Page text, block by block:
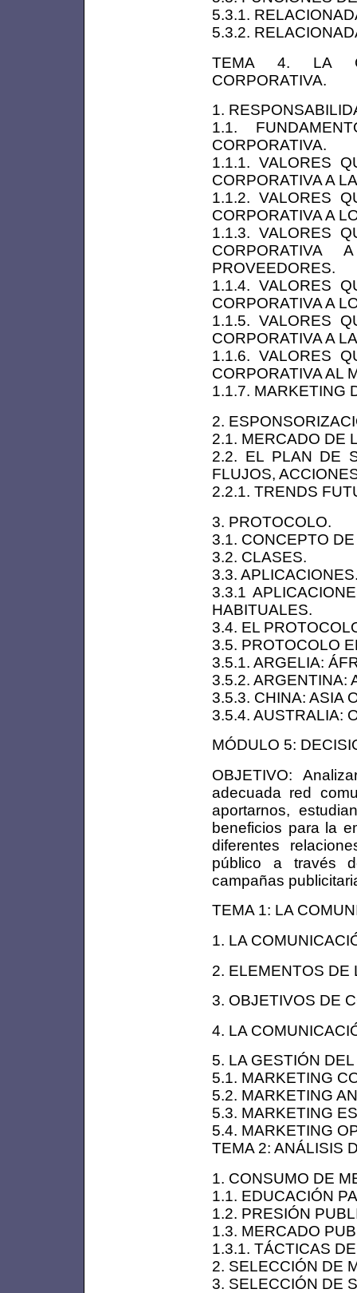
5.3.1.
5.3.2.
TEMA 4. LA
CORPORATIVA.
1.
1.1.
CORPORATIVA.
1.1.1. VALORES
CORPORATIVA A
1.1.2. VALORES
CORPORATIVA A
1.1.3. VALORES
CORPORATIVA
PROVEEDORES.
1.1.4. VALORES
CORPORATIVA A
1.1.5. VALORES
CORPORATIVA A
1.1.6. VALORES
CORPORATIVA AL
1.1.7. MARKETING
2.
2.1. MERCADO DE
2.2. EL PLAN DE
FLUJOS,
2.2.1. TRENDS
3. PROTOCOLO.
3.1. CONCEPTO
3.2. CLASES.
3.3.
3.3.1
HABITUALES.
3.4. EL
3.5. PROTOCOLO
3.5.1. ARGELIA:
3.5.2. ARGENTINA:
3.5.3. CHINA: ASIA
3.5.4. AUSTRALIA:
MÓDULO 5:
OBJETIVO:
adecuada red
aportarnos,
beneficios para la
diferentes
público a través
campañas
TEMA 1: LA
1. LA
2. ELEMENTOS DE
3. OBJETIVOS DE
4. LA
5. LA GESTIÓN
5.1. MARKETING
5.2. MARKETING
5.3. MARKETING
5.4. MARKETING
TEMA 2: ANÁLISIS
1. CONSUMO DE
1.1. EDUCACIÓN
1.2. PRESIÓN
1.3. MERCADO
1.3.1. TÁCTICAS
2. SELECCIÓN DE
3. SELECCIÓN DE